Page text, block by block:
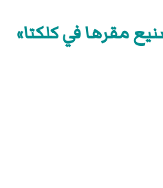
مقرها في كلكتا»